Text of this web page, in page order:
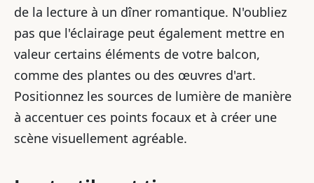
de la lecture à un dîner romantique. N'oubliez
pas que l'éclairage peut également mettre en
valeur certains éléments de votre balcon,
comme des plantes ou des œuvres d'art.
Positionnez les sources de lumière de manière
à accentuer ces points focaux et à créer une
scène visuellement agréable.